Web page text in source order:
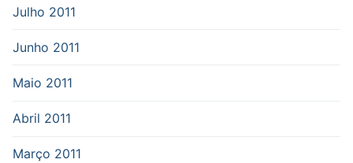
Julho 2011
Junho 2011
Maio 2011
Abril 2011
Março 2011